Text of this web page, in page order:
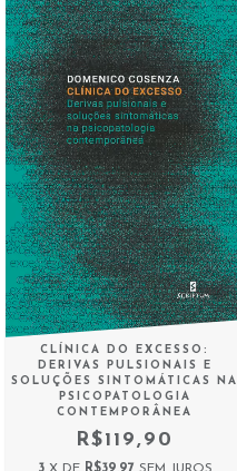
CLÍNICA DO EXCESSO:
DERIVAS PULSIONAIS E
SOLUÇÕES SINTOMÁTICAS NA
PSICOPATOLOGIA
CONTEMPORÂNEA
R$119,90